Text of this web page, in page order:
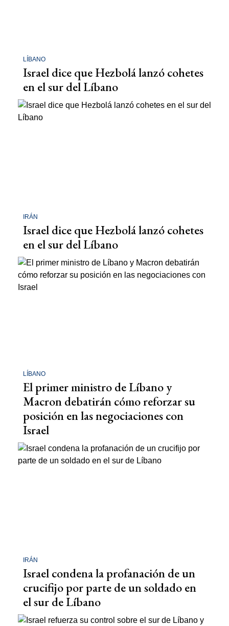
LÍBANO
Israel dice que Hezbolá lanzó cohetes
en el sur del Líbano
IRÁN
Israel dice que Hezbolá lanzó cohetes
en el sur del Líbano
LÍBANO
El primer ministro de Líbano y
Macron debatirán cómo reforzar su
posición en las negociaciones con
Israel
IRÁN
Israel condena la profanación de un
crucifijo por parte de un soldado en
el sur de Líbano